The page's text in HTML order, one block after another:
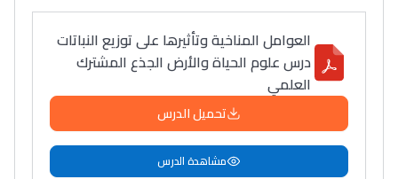
Collège au Maroc
Post-Bac
العوامل المناخية وتأثيرها على توزيع النباتات
درس علوم الحياة والأرض الجذع المشترك
العلمي
تحميل الدرس
مشاهدة الدرس